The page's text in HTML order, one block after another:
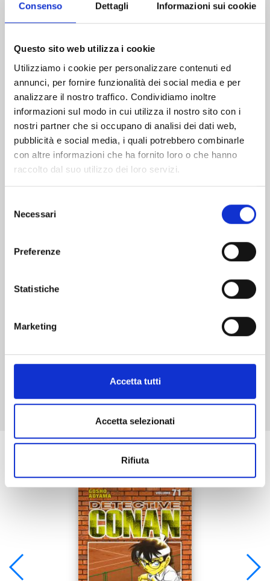
Consenso Dettagli Informazioni sui cookie
Questo sito web utilizza i cookie
Utilizziamo i cookie per personalizzare contenuti ed
annunci, per fornire funzionalità dei social media e per
analizzare il nostro traffico. Condividiamo inoltre
informazioni sul modo in cui utilizza il nostro sito con i
nostri partner che si occupano di analisi dei dati web,
pubblicità e social media, i quali potrebbero combinarle
con altre informazioni che ha fornito loro o che hanno
raccolto dal suo utilizzo dei loro servizi.
delNecessari
Preferenze
Statistiche
Marketing
Accetta tutti
Accetta selezionati
Rifiuta
Mostra tutto
Se ti è piaciuto prova anche: